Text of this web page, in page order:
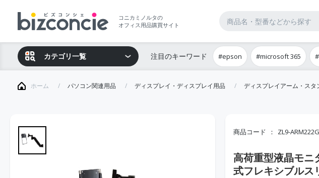
コニカミノルタの
オフィス用品購買サイト
カテゴリ一覧 注目のキーワード #epson #microsoft 365
ホーム パソコン関連用品 ディスプレイ・ディスプレイ用品 ディスプレイアーム・スタ
商品コード ZL9-
高荷重型液晶モニ
式フレキシブルス